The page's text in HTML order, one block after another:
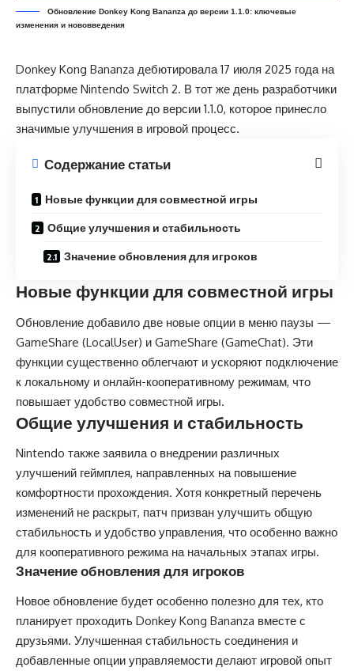
Обновление Donkey Kong Bananza до версии 1.1.0: ключевые
изменения и нововведения
Donkey Kong Bananza дебютировала 17 июля 2025 года на
платформе Nintendo Switch 2. В тот же день разработчики
выпустили обновление до версии 1.1.0, которое принесло
значимые улучшения в игровой процесс.
Содержание статьи
Новые функции для совместной игры
Общие улучшения и стабильность
Значение обновления для игроков
Новые функции для совместной игры
Обновление добавило две новые опции в меню паузы —
GameShare (LocalUser) и GameShare (GameChat). Эти
функции существенно облегчают и ускоряют подключение
к локальному и онлайн-кооперативному режимам, что
повышает удобство совместной игры.
Общие улучшения и стабильность
Nintendo также заявила о внедрении различных
улучшений геймплея, направленных на повышение
комфортности прохождения. Хотя конкретный перечень
изменений не раскрыт, патч призван улучшить общую
стабильность и удобство управления, что особенно важно
для кооперативного режима на начальных этапах игры.
Значение обновления для игроков
Новое обновление будет особенно полезно для тех, кто
планирует проходить Donkey Kong Bananza вместе с
друзьями. Улучшенная стабильность соединения и
добавленные опции управляемости делают игровой опыт